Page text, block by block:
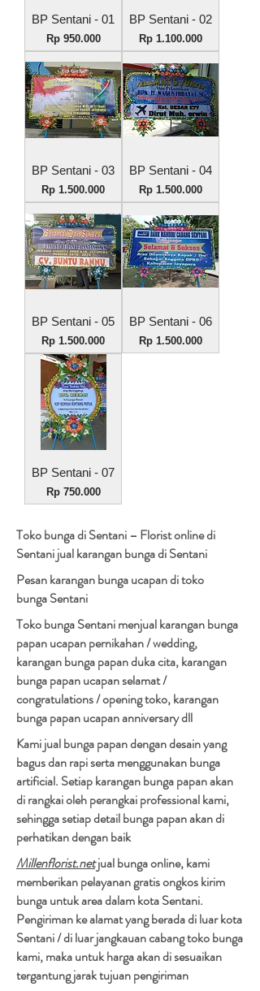
BP Sentani - 01
Harga
Rp 950.000
BP Sentani - 02
Harga
Rp 1.100.000
BP Sentani - 03
Harga
Rp 1.500.000
BP Sentani - 04
Harga
Rp 1.500.000
BP Sentani - 05
Harga
Rp 1.500.000
BP Sentani - 06
Harga
Rp 1.500.000
BP Sentani - 07
Harga
Rp 750.000
Toko bunga di Sentani – Florist online di
Sentani jual karangan bunga di Sentani
Pesan karangan bunga ucapan di toko
bunga Sentani
Toko bunga Sentani menjual karangan bunga
papan ucapan pernikahan / wedding,
karangan bunga papan duka cita, karangan
bunga papan ucapan selamat /
congratulations / opening toko, karangan
bunga papan ucapan anniversary dll
Kami jual bunga papan dengan desain yang
bagus dan rapi serta menggunakan bunga
artificial. Setiap karangan bunga papan akan
di rangkai oleh perangkai professional kami,
sehingga setiap detail bunga papan akan di
perhatikan dengan baik
Millenflorist.netjual bunga online, kami
memberikan pelayanan gratis ongkos kirim
bunga untuk area dalam kota Sentani.
Pengiriman ke alamat yang berada di luar kota
Sentani / di luar jangkauan cabang toko bunga
kami, maka untuk harga akan di sesuaikan
tergantung jarak tujuan pengiriman​